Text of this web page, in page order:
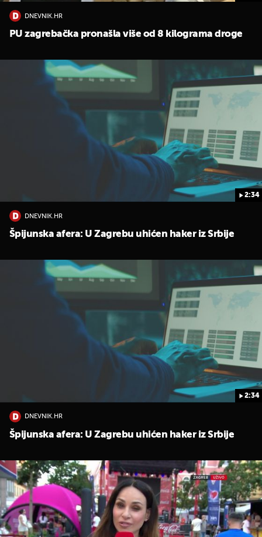
DNEVNIK.HR
PU zagrebačka pronašla više od 8 kilograma droge
2:34
DNEVNIK.HR
Špijunska afera: U Zagrebu uhićen haker iz Srbije
2:34
DNEVNIK.HR
Špijunska afera: U Zagrebu uhićen haker iz Srbije